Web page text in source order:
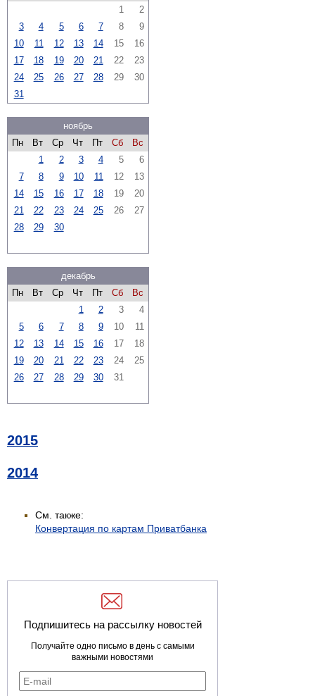
1
2
3
4 5 6 7 8
9
10
11 12 13 14 15
16
17
18 19 20 21 22
23
24
25 26 27 28 29
30
31
ноябрь
Пн
Вт Ср Чт Пт Сб
Вс
1
2 3 4 5
6
7
8 9 10 11 12
13
14
15 16 17 18 19
20
21
22 23 24 25 26
27
28
29 30
декабрь
Пн
Вт Ср Чт Пт Сб
Вс
1
2 3
4
5
6 7 8 9 10
11
12
13 14 15 16 17
18
19
20 21 22 23 24
25
26
27 28 29 30 31
2015
2014
См. также:
Конвертация по картам Приватбанка
Подпишитесь на рассылку новостей
Получайте одно письмо в день с самыми
важными новостями